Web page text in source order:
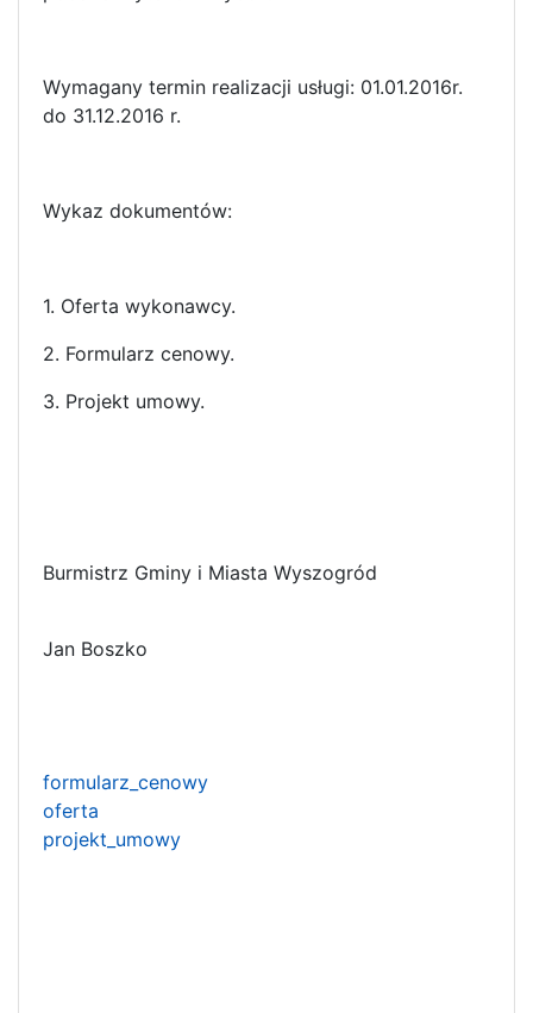
Wymagany termin realizacji usługi: 01.01.2016r.
do 31.12.2016 r.
Wykaz dokumentów:
1. Oferta wykonawcy.
2. Formularz cenowy.
3. Projekt umowy.
Burmistrz Gminy i Miasta Wyszogród
Jan Boszko
formularz_cenowy
oferta
projekt_umowy